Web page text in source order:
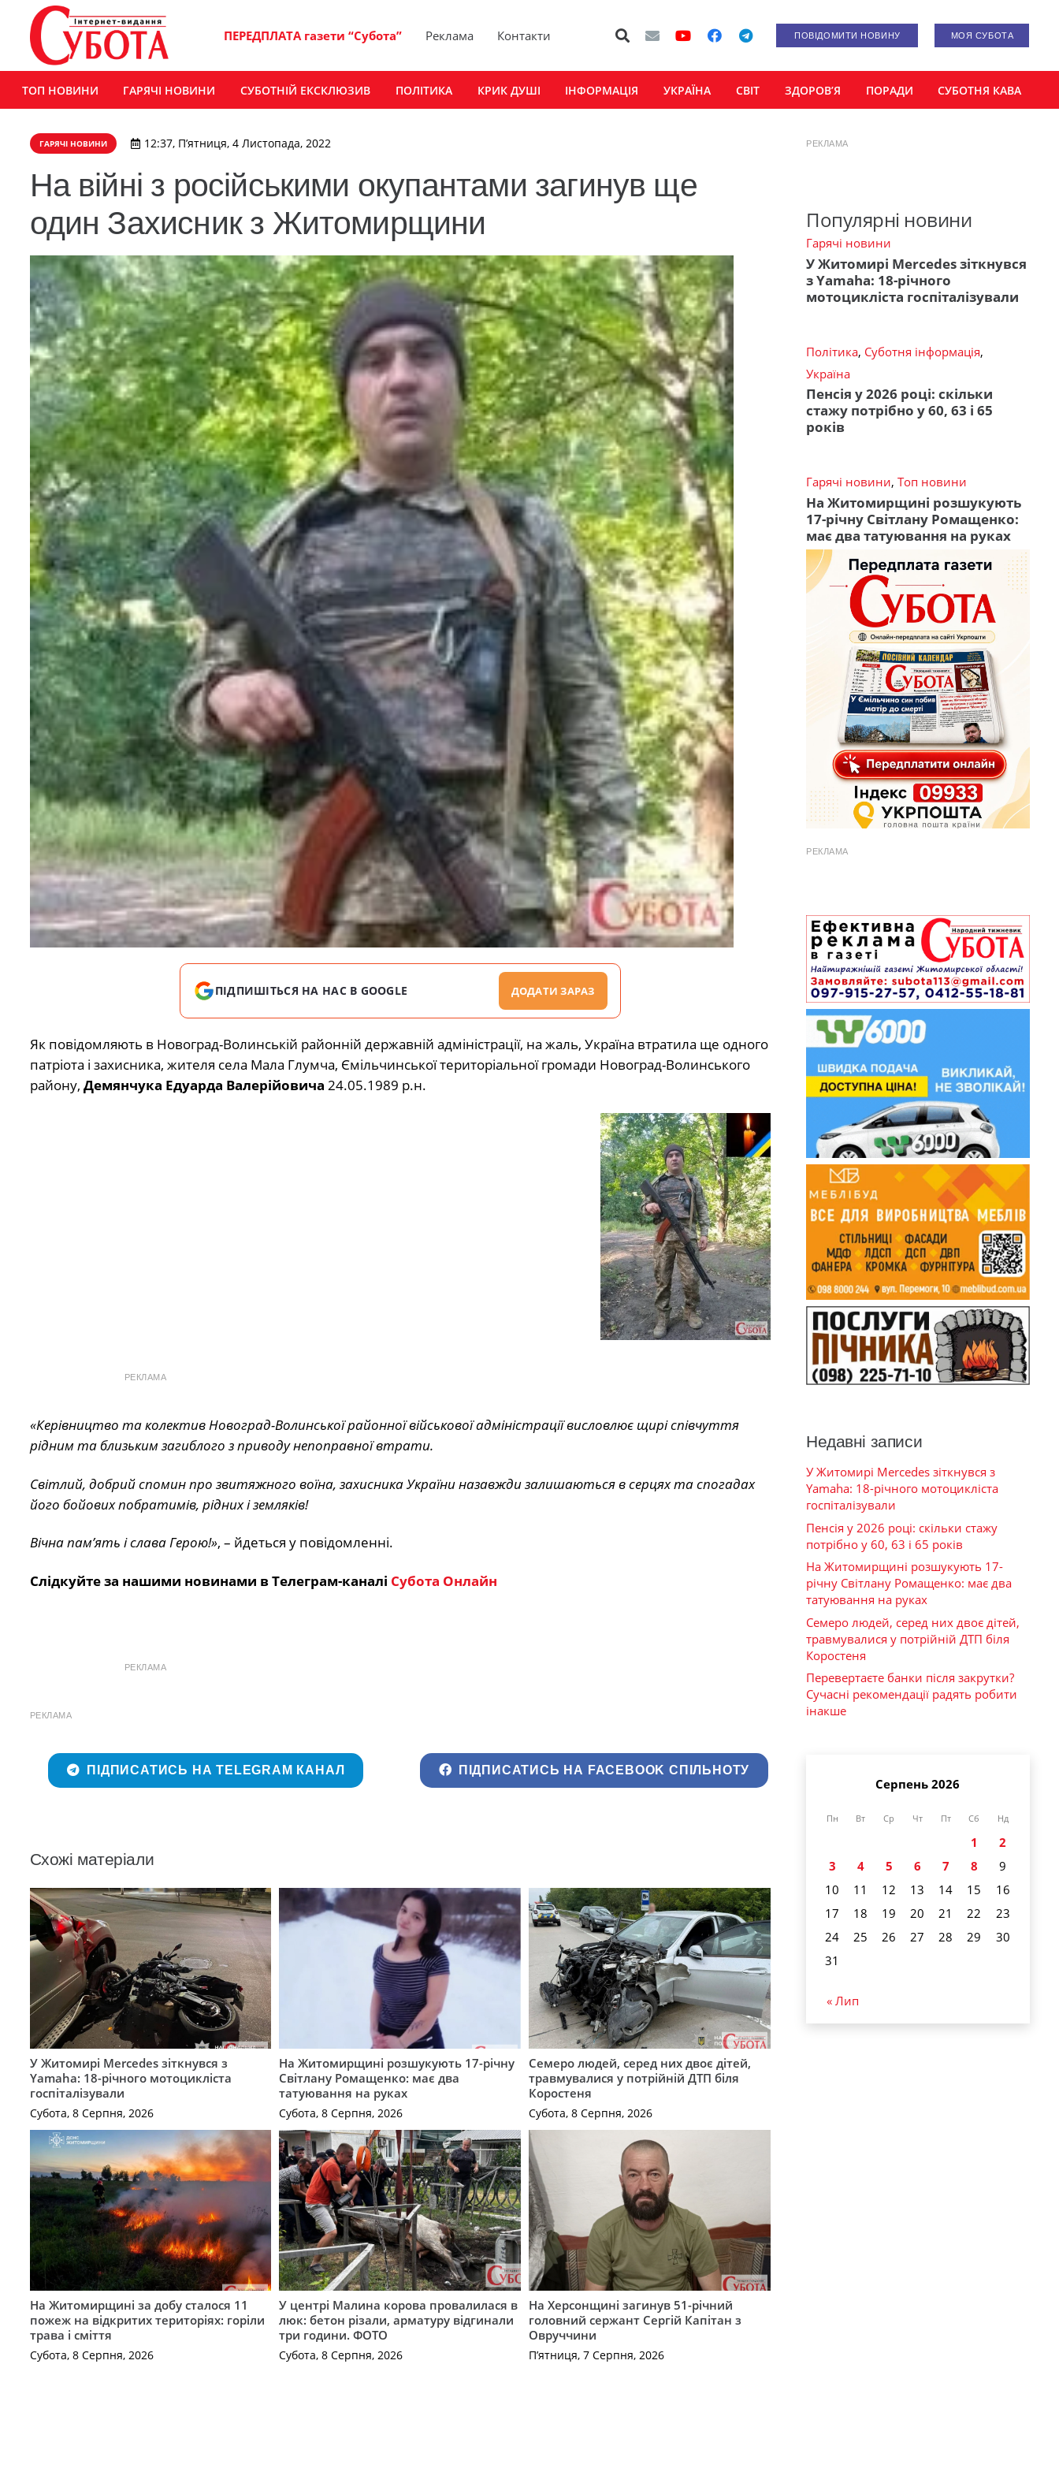
ПЕРЕДПЛАТА газети “Субота” Реклама Контакти ПОВІДОМИТИ НОВИНУ МОЯ СУБОТА
ТОП НОВИНИ ГАРЯЧІ НОВИНИ СУБОТНІЙ ЕКСКЛЮЗИВ ПОЛІТИКА КРИК ДУШІ ІНФОРМАЦІЯ УКРАЇНА СВІТ ЗДОРОВ’Я ПОРАДИ СУБОТНЯ КАВА
ГАРЯЧІ НОВИНИ 12:37, П’ятниця, 4 Листопада, 2022
На війні з російськими окупантами загинув ще
один Захисник з Житомирщини
ПІДПИШІТЬСЯ НА НАС В GOOGLE ДОДАТИ ЗАРАЗ
Як повідомляють в Новоград-Волинській районній державній адміністрації, на жаль, Україна втратила ще одного
патріота і захисника, жителя села Мала Глумча, Ємільчинської територіальної громади Новоград-Волинського
району, Демянчука Едуарда Валерійовича 24.05.1989 р.н.
РЕКЛАМА
«Керівництво та колектив Новоград-Волинської районної військової адміністрації висловлює щирі співчуття
рідним та близьким загиблого з приводу непоправної втрати.
Світлий, добрий спомин про звитяжного воїна, захисника України назавжди залишаються в серцях та спогадах
його бойових побратимів, рідних і земляків!
Вічна пам’ять і слава Герою!», – йдеться у повідомленні.
Слідкуйте за нашими новинами в Телеграм-каналі Субота Онлайн
РЕКЛАМА
РЕКЛАМА
ПІДПИСАТИСЬ НА TELEGRAM КАНАЛ ПІДПИСАТИСЬ НА FACEBOOK СПІЛЬНОТУ
Схожі матеріали
У Житомирі Mercedes зіткнувся з
Yamaha: 18-річного мотоцикліста
госпіталізували
Субота, 8 Серпня, 2026
На Житомирщині розшукують 17-річну
Світлану Ромащенко: має два
татуювання на руках
Субота, 8 Серпня, 2026
Семеро людей, серед них двоє дітей,
травмувалися у потрійній ДТП біля
Коростеня
Субота, 8 Серпня, 2026
На Житомирщині за добу сталося 11
пожеж на відкритих територіях: горіли
трава і сміття
Субота, 8 Серпня, 2026
У центрі Малина корова провалилася в
люк: бетон різали, арматуру відгинали
три години. ФОТО
Субота, 8 Серпня, 2026
На Херсонщині загинув 51-річний
головний сержант Сергій Капітан з
Овруччини
П’ятниця, 7 Серпня, 2026
РЕКЛАМА
Популярні новини
Гарячі новини
У Житомирі Mercedes зіткнувся
з Yamaha: 18-річного
мотоцикліста госпіталізували
Політика, Суботня інформація,
Україна
Пенсія у 2026 році: скільки
стажу потрібно у 60, 63 і 65
років
Гарячі новини, Топ новини
На Житомирщині розшукують
17-річну Світлану Ромащенко:
має два татуювання на руках
РЕКЛАМА
Недавні записи
У Житомирі Mercedes зіткнувся з
Yamaha: 18-річного мотоцикліста
госпіталізували
Пенсія у 2026 році: скільки стажу
потрібно у 60, 63 і 65 років
На Житомирщині розшукують 17-
річну Світлану Ромащенко: має два
татуювання на руках
Семеро людей, серед них двоє дітей,
травмувалися у потрійній ДТП біля
Коростеня
Перевертаєте банки після закрутки?
Сучасні рекомендації радять робити
інакше
Серпень 2026
Пн Вт Ср Чт Пт Сб Нд
1
2
3
4 5 6 7 8
9
10
11 12 13 14 15
16
17
18 19 20 21 22
23
24
25 26 27 28 29
30
31
« Лип